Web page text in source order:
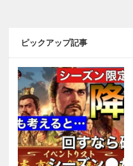
ピックアップ記事